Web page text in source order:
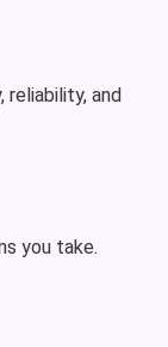
and
you take.